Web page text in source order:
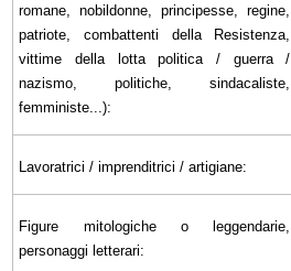
romane, nobildonne, principesse, regine,
patriote, combattenti della Resistenza,
vittime della lotta politica / guerra /
nazismo, politiche, sindacaliste,
femministe...):
Lavoratrici / imprenditrici / artigiane:
Figure mitologiche o leggendarie,
personaggi letterari: